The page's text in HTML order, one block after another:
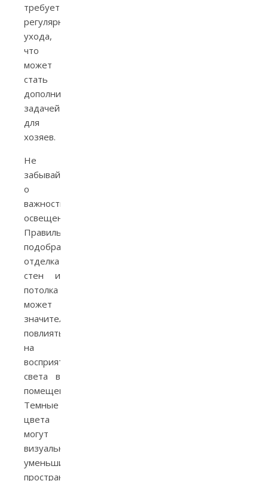
требует
регулярного
ухода,
что
может
стать
дополнительной
задачей
для
хозяев.
Не
забывайте
о
важности
освещения.
Правильно
подобранная
отделка
стен и
потолка
может
значительно
повлиять
на
восприятие
света в
помещении.
Темные
цвета
могут
визуально
уменьшить
пространство,